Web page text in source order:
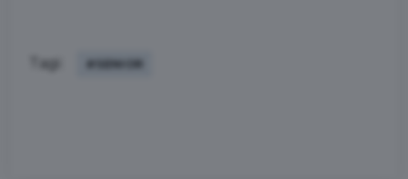
Tagi: #SENIOR